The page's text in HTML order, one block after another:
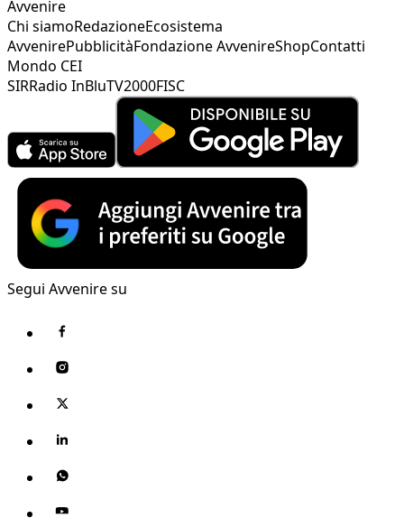
Avvenire
Chi siamoRedazioneEcosistema
AvvenirePubblicitàFondazione AvvenireShopContatti
Mondo CEI
SIRRadio InBluTV2000FISC
Segui Avvenire su